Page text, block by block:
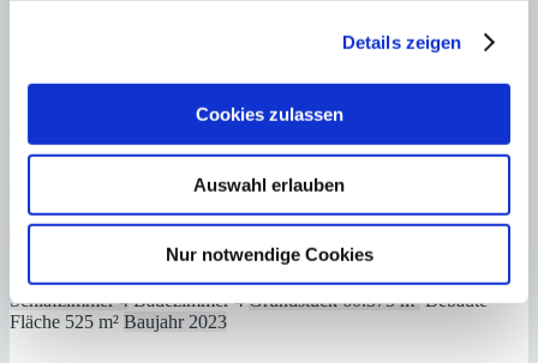
Details zeigen
Cookies zulassen
Auswahl erlauben
Nur notwendige Cookies
Cala Egos: Luxuriöse Finca auf 60.375 ​​​​​​​m² Land
Ref:26063
Badezimmer 4 Grundstück 60.375 m²
Fläche 525 m²
Schlafzimmer 4 Badezimmer 4 Grundstück 60.375 m² Bebaute
Fläche 525 m² Baujahr 2023